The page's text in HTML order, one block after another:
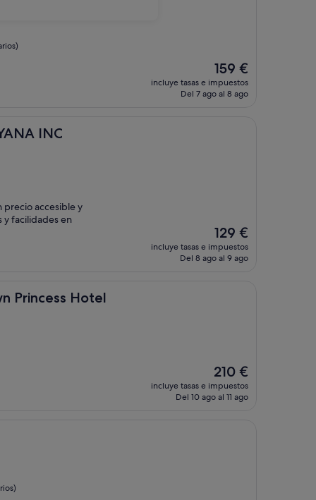
El
precio
actual
159 €
incluye tasas e impuestos
Del 7 ago al 8 ago
INC
precio accesible y
y facilidades en
El
precio
actual
129 €
incluye tasas e impuestos
Del 8 ago al 9 ago
Princess Hotel
Hotel
El
precio
actual
210 €
incluye tasas e impuestos
Del 10 ago al 11 ago